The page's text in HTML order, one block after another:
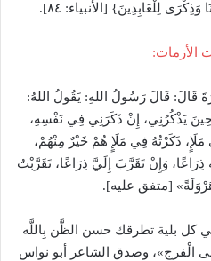
لِلْعَابِدِينَ} [الأنبياء: ٨٤].
الأزمات:
قَالَ: قَالَ رَسُولُ اللهِ: يَقُولُ اللهُ:
يَذْكُرُنِي، إِنْ ذَكَرَنِي فِي نَفْسِهِ،
ذَكَرْتُهُ فِي مَلَإٍ هُمْ خَيْرٌ مِنْهُمْ،
وَإِنْ تَقَرَّبَ إِلَيَّ ذِرَاعًا، تَقَرَّبْتُ
[متفق عليه].
كل بلية تطرقك حسن الظَّن بِاللَّه
الْفرج»، وصدق الشاعر أبو نواس